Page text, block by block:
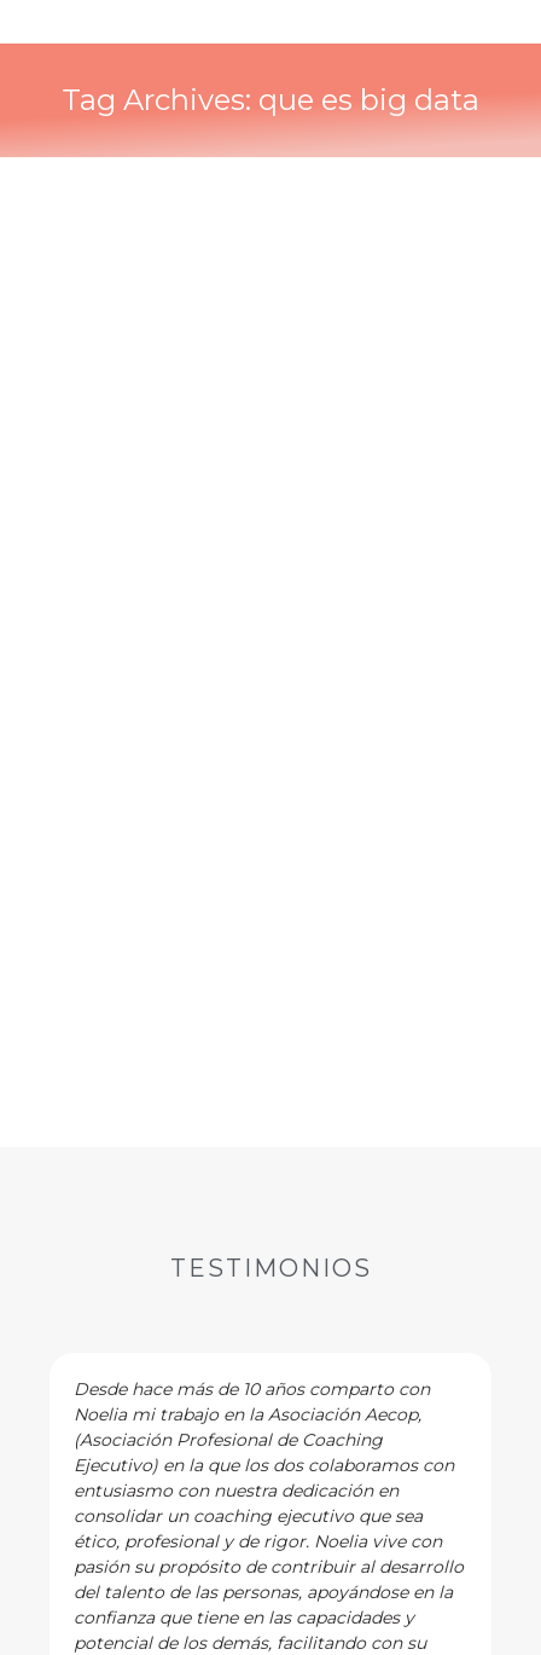
Tag Archives: que es big data
TESTIMONIOS
Desde hace más de 10 años comparto con
Noelia mi trabajo en la Asociación Aecop,
(Asociación Profesional de Coaching
Ejecutivo) en la que los dos colaboramos con
entusiasmo con nuestra dedicación en
consolidar un coaching ejecutivo que sea
ético, profesional y de rigor. Noelia vive con
pasión su propósito de contribuir al desarrollo
del talento de las personas, apoyándose en la
confianza que tiene en las capacidades y
potencial de los demás, facilitando con su